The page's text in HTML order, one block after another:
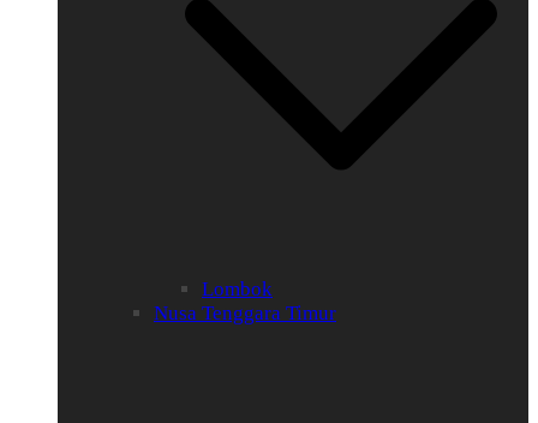
Lombok
Nusa Tenggara Timur